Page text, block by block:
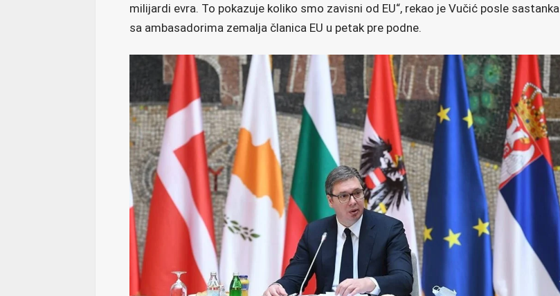
milijardi evra. To pokazuje koliko smo zavisni od EU“, rekao je Vučić posle sastanka
sa ambasadorima zemalja članica EU u petak pre podne.